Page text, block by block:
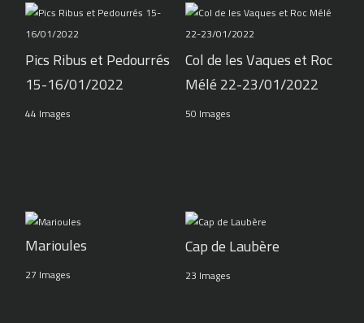
Pics Ribus et Pedourrés
15-16/01/2022
44 Images
Col de les Vaques et Roc
Mélé 22-23/01/2022
50 Images
Marioules
27 Images
Cap de Laubère
23 Images